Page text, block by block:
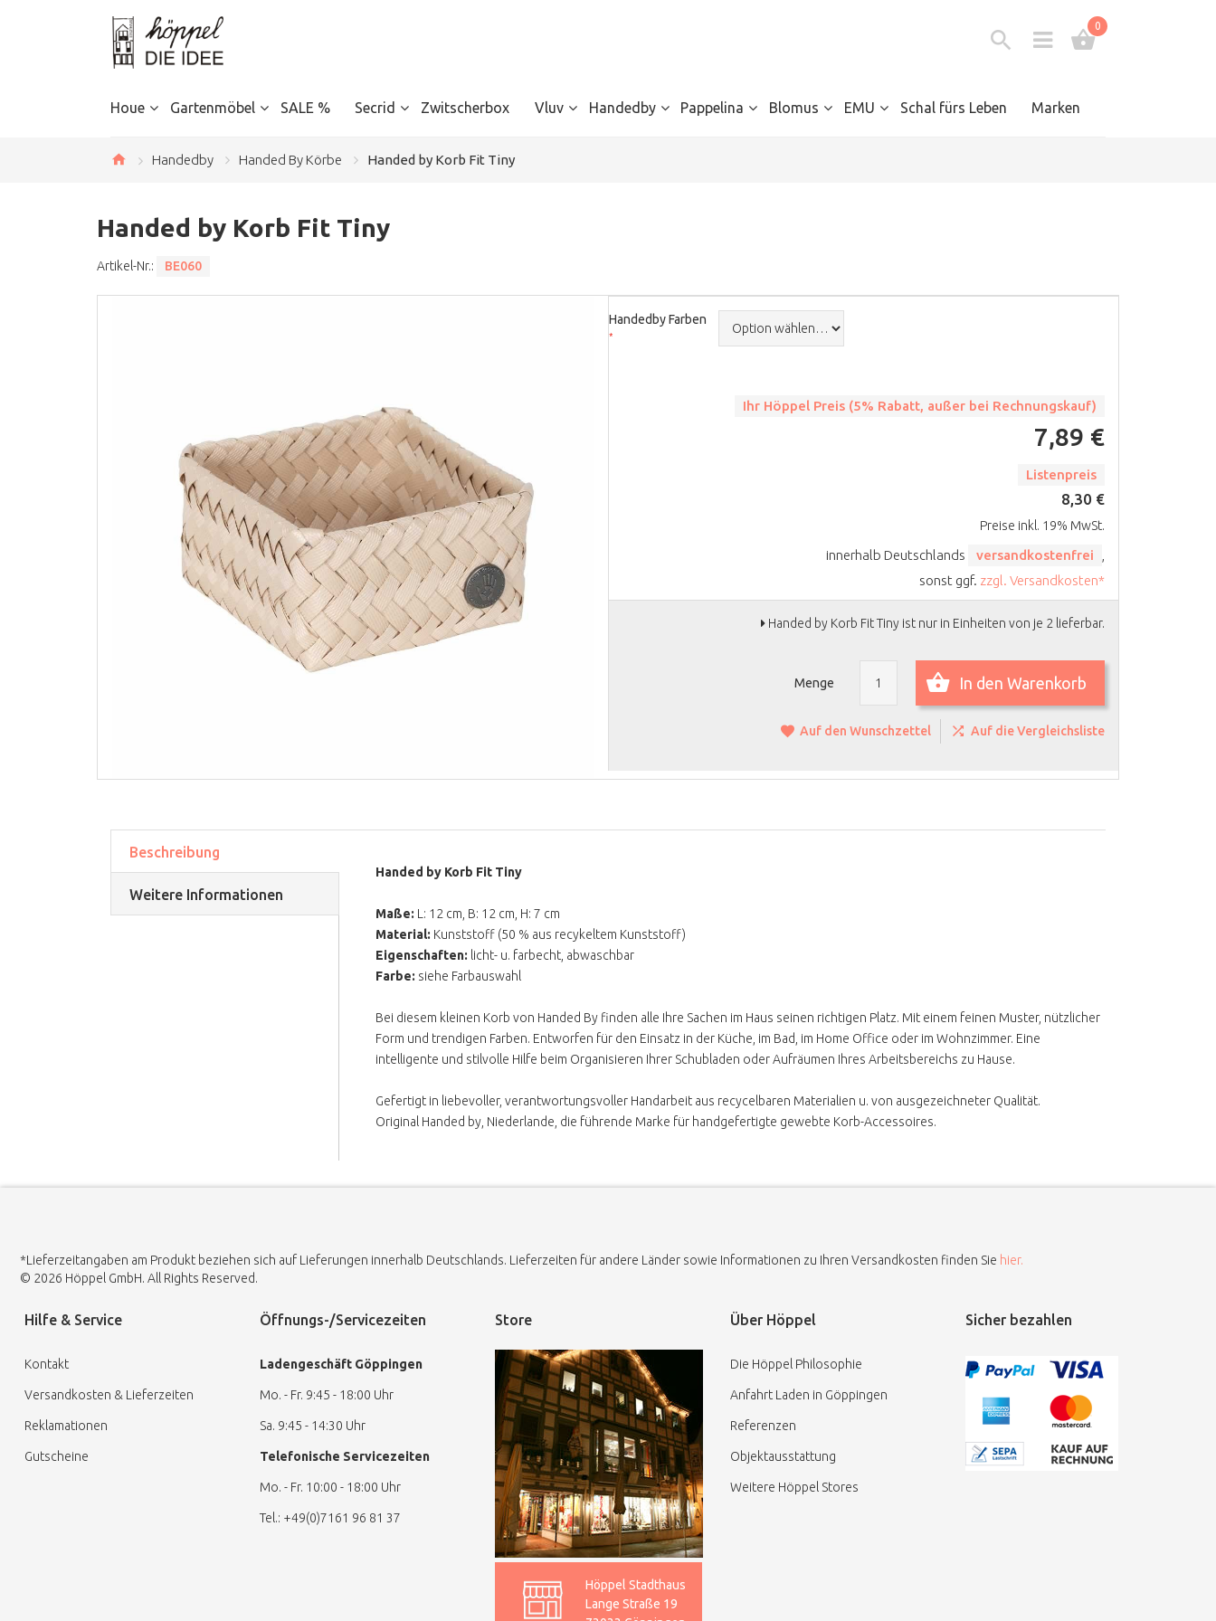
0
Houe Gartenmöbel SALE % Secrid Zwitscherbox Vluv Handedby Pappelina Blomus EMU Schal fürs Leben Marken
Handedby Handed By Körbe Handed by Korb Fit Tiny
Handed by Korb Fit Tiny
Artikel-Nr.: BE060
Handedby Farben
7,89 €
Ihr Höppel Preis (5% Rabatt, außer bei Rechnungskauf)
8,30 €
Listenpreis
Preise inkl. 19% MwSt.
innerhalb Deutschlands versandkostenfrei
sonst ggf. zzgl. Versandkosten*
Handed by Korb Fit Tiny ist nur in Einheiten von je 2 lieferbar.
Menge In den Warenkorb
Auf den Wunschzettel Auf die Vergleichsliste
Beschreibung
Weitere Informationen
Handed by Korb Fit Tiny
Maße: L: 12 cm, B: 12 cm, H: 7 cm
Material: Kunststoff (50 % aus recykeltem Kunststoff)
Eigenschaften: licht- u. farbecht, abwaschbar
Farbe: siehe Farbauswahl
Bei diesem kleinen Korb von Handed By finden alle Ihre Sachen im Haus seinen richtigen Platz. Mit einem feinen Muster, nützlicher
Form und trendigen Farben. Entworfen für den Einsatz in der Küche, im Bad, im Home Office oder im Wohnzimmer. Eine
intelligente und stilvolle Hilfe beim Organisieren Ihrer Schubladen oder Aufräumen Ihres Arbeitsbereichs zu Hause.
Gefertigt in liebevoller, verantwortungsvoller Handarbeit aus recycelbaren Materialien u. von ausgezeichneter Qualität.
Original Handed by, Niederlande, die führende Marke für handgefertigte gewebte Korb-Accessoires.
*Lieferzeitangaben am Produkt beziehen sich auf Lieferungen innerhalb Deutschlands. Lieferzeiten für andere Länder sowie Informationen zu Ihren Versandkosten finden Sie hier.
© 2026 Höppel GmbH. All Rights Reserved.
Hilfe & Service
Kontakt
Versandkosten & Lieferzeiten
Reklamationen
Gutscheine
Öffnungs-/Servicezeiten
Ladengeschäft Göppingen
Mo. - Fr. 9:45 - 18:00 Uhr
Sa. 9:45 - 14:30 Uhr
Telefonische Servicezeiten
Mo. - Fr. 10:00 - 18:00 Uhr
Tel.: +49(0)7161 96 81 37
Store
Höppel Stadthaus
Lange Straße 19
Über Höppel
Die Höppel Philosophie
Anfahrt Laden in Göppingen
Referenzen
Objektausstattung
Weitere Höppel Stores
Sicher bezahlen